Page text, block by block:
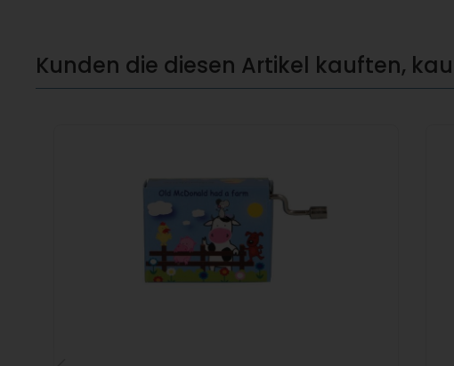
Kunden die diesen Artikel kauften,